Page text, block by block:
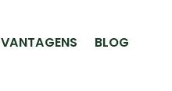
VANTAGENS BLOG